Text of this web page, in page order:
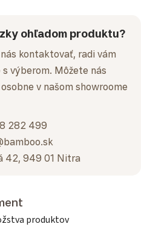
ohľadom produktu?
kontaktovať, radi vám
s výberom. Môžete nás
v našom showroome
282 499
42, 949 01 Nitra
produktov